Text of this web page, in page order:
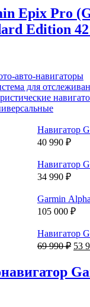
75
369
Epix Pro
Edition
авто-навигаторы
для
Навигатор
40 990 ₽
Навигатор
34 990 ₽
Garmin
105 000 ₽
Навигатор
69 990₽
69
53